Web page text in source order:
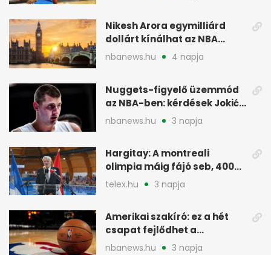
Nikesh Arora egymilliárd
dollárt kínálhat az NBA
Europe londoni csapatáért
nbanews.hu 4 napja
Nuggets-figyelő üzemmód
az NBA-ben: kérdések Jokić
jövőjéről
nbanews.hu 3 napja
Hargitay: A montreali
olimpia máig fájó seb, 400
vegyesen 4. lett
telex.hu 3 napja
Amerikai szakíró: ez a hét
csapat fejlődhet a
legtöbbet az NBA-ben
nbanews.hu 3 napja